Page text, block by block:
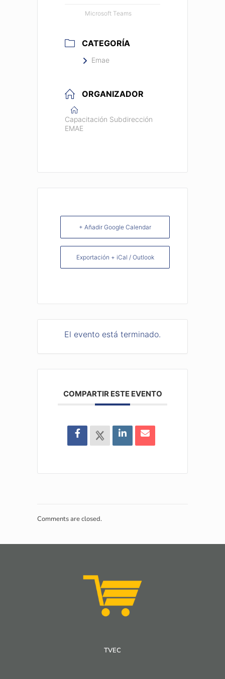
Microsoft Teams
CATEGORÍA
Emae
ORGANIZADOR
Capacitación Subdirección
EMAE
+ Añadir Google Calendar
Exportación + iCal / Outlook
El evento está terminado.
COMPARTIR ESTE EVENTO
Comments are closed.
TVEC